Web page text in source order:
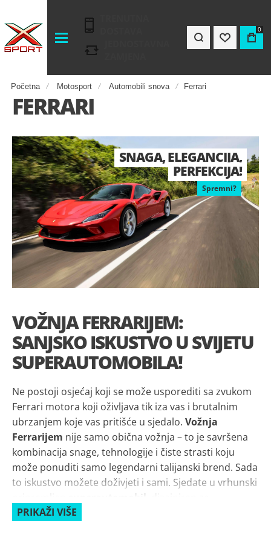
0
Početna Motosport Automobili snova Ferrari
FERRARI
SNAGA, ELEGANCIJA,
PERFEKCIJA!
Spremni?
VOŽNJA FERRARIJEM:
SANJSKO ISKUSTVO U SVIJETU
SUPERAUTOMOBILA!
Ne postoji osjećaj koji se može usporediti sa zvukom
Ferrari motora koji oživljava tik iza vas i brutalnim
ubrzanjem koje vas pritišće u sjedalo. Vožnja
Ferrarijem nije samo obična vožnja – to je savršena
kombinacija snage, tehnologije i čiste strasti koju
može ponuditi samo legendarni talijanski brend. Sada
to iskustvo možete doživjeti i sami. Sjedate u vrhunski
superautomobil
preciznost, brzinu i neponovljiv užitak, te osjećate
PRIKAŽI VIŠE